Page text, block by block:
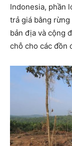
Indonesia, phần
trả giá bằng
bản địa và cộng
chỗ cho các đồn